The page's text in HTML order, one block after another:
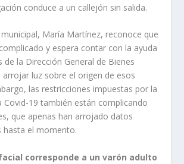
conduce a un callejón sin salida.
María Martínez, reconoce que
y espera contar con la ayuda
de la Dirección General de Bienes
arrojar luz sobre el origen de esos
las restricciones impuestas por la
Covid-19 también están complicando
que apenas han arrojado datos
hasta el momento.
corresponde a un varón adulto